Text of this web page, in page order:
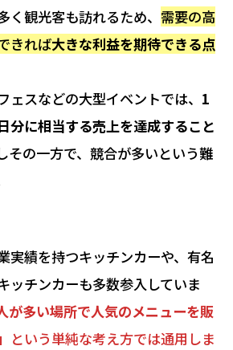
く観光客も訪れるため、 需要の高
きれば大きな利益を期待できる点
ェスなどの大型イベントでは、 1
分に相当する売上を達成すること
その一方で、競合が多いという難
実績を持つキッチンカーや、有名
ッチンカーも多数参入していま
が多い場所で人気のメニューを販
という単純な考え方では通用しま